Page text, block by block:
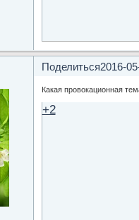
Поделиться2016-
Какая провокационная
+2